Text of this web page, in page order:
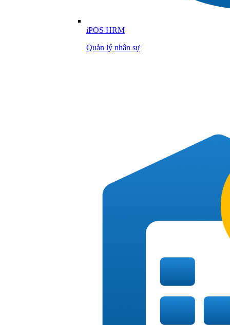
iPOS HRM
Quản lý nhân sự